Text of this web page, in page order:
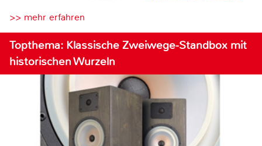
>> mehr erfahren
Topthema: Klassische Zweiwege-Standbox mit
historischen Wurzeln